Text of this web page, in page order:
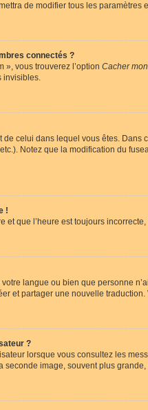
de modifier tous les paramètres
connectés ?
», vous trouverez l’option Cacher
invisibles.
de celui dans lequel vous êtes. Dans
Notez que la modification du
!
et que l’heure est toujours
langue ou bien que personne
et partager une nouvelle
?
lorsque vous consultez les
image, souvent plus